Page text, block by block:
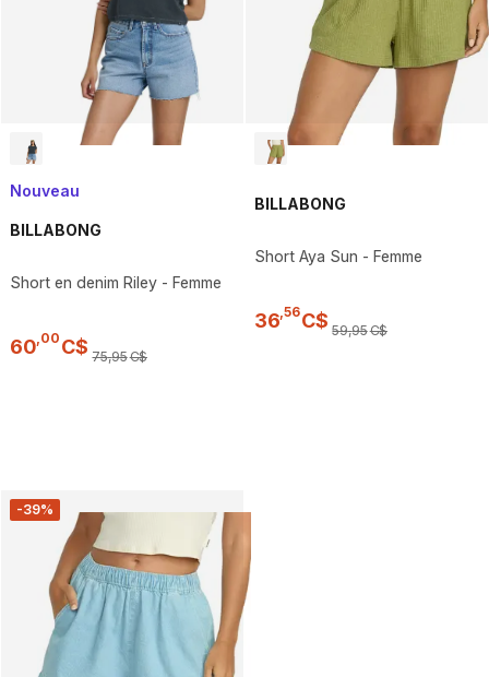
Nouveau
BILLABONG
Short en denim Riley - Femme
60 00 C$ 75,95C$
BILLABONG
Short Aya Sun - Femme
36 56C$ 59,95C$
-39%